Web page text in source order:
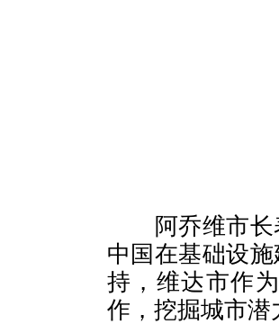
阿乔维市
中国在基础设
持，维达市作
作，挖掘城市